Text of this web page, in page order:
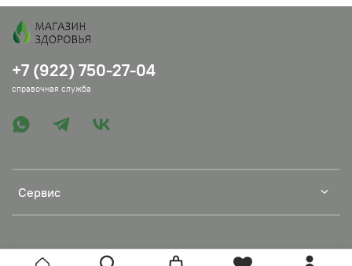
Сервис
+7 (922) 750-27-04
справочная служба